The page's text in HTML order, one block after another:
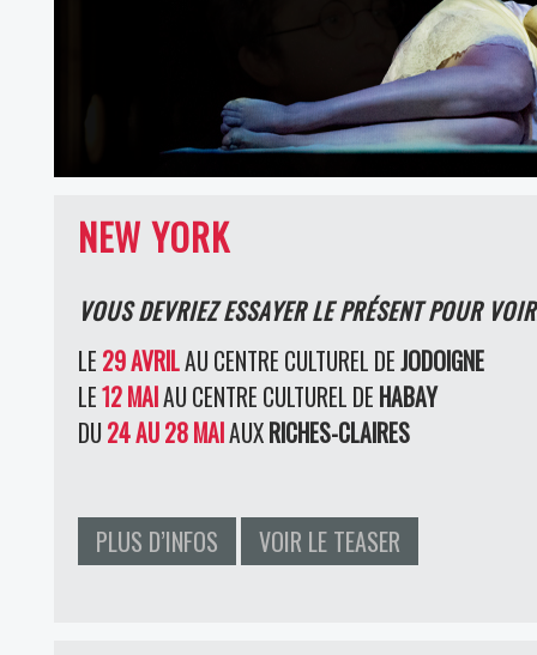
NEW YORK
VOUS DEVRIEZ ESSAYER LE PRÉSENT POUR
LE 29 AVRILAU CENTRE CULTUREL DEJODOIGNE
LE12 MAIAU CENTRE CULTUREL DE HABAY
DU 24 AU 28 MAIAUXRICHES-CLAIRES
PLUS D’INFOS VOIR LE TEASER